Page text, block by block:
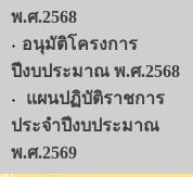
พ.ศ.2568
อนุมัติโครงการ
ปีงบประมาณ พ.ศ.2568
แผนปฏิบัติราชการ
ประจำปีงบประมาณ
พ.ศ.2569